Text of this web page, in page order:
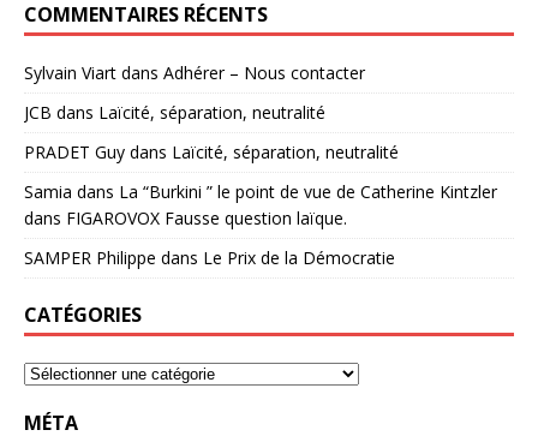
COMMENTAIRES RÉCENTS
Sylvain Viart dans Adhérer – Nous contacter
JCB dans Laïcité, séparation, neutralité
PRADET Guy dans Laïcité, séparation, neutralité
Samia dans La “Burkini ” le point de vue de Catherine Kintzler
dans FIGAROVOX Fausse question laïque.
SAMPER Philippe dans Le Prix de la Démocratie
CATÉGORIES
MÉTA